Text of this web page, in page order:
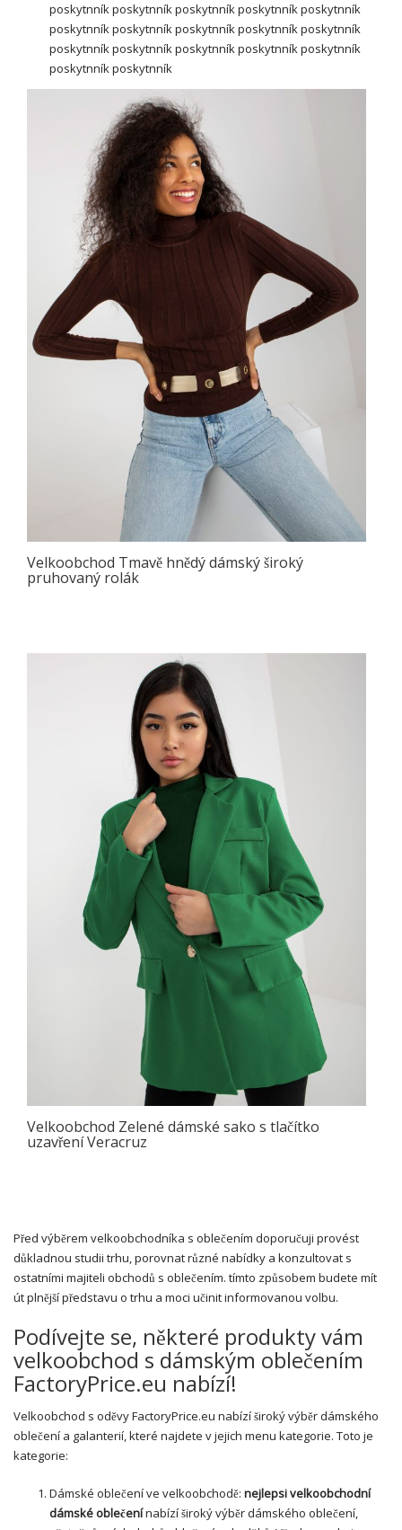
poskytnník poskytnník poskytnník poskytnník poskytnník
poskytnník poskytnník poskytnník poskytnník poskytnník
poskytnník poskytnník poskytnník poskytnník poskytnník
poskytnník poskytnník
Velkoobchod Tmavě hnědý dámský široký
pruhovaný rolák
Velkoobchod Zelené dámské sako s tlačítko
uzavření Veracruz
Před výběrem velkoobchodníka s oblečením doporučuji provést
důkladnou studii trhu, porovnat různé nabídky a konzultovat s
ostatními majiteli obchodů s oblečením. tímto způsobem budete mít
út plnější představu o trhu a moci učinit informovanou volbu.
Podívejte se, některé produkty vám
velkoobchod s dámským oblečením
FactoryPrice.eu nabízí!
Velkoobchod s oděvy FactoryPrice.eu nabízí široký výběr dámského
oblečení a galanterií, které najdete v jejich menu kategorie. Toto je
kategorie:
Dámské oblečení ve velkoobchodě: nejlepsi velkoobchodní
dámské oblečenínabízí široký výběr dámského oblečení,